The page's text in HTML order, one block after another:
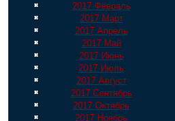
2017 Февраль
2017 Март
2017 Апрель
2017 Май
2017 Июнь
2017 Июль
2017 Август
2017 Сентябрь
2017 Октябрь
2017 Ноябрь